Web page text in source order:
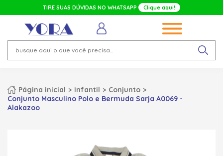
TIRE SUAS DÚVIDAS NO WHATSAPP Clique aqui!
Página inicial Infantil
Conjunto
Conjunto Masculino Polo e Bermuda Sarja A0069 -
Alakazoo